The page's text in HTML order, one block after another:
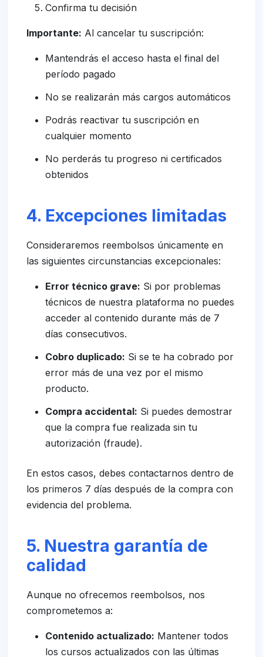
Confirma tu decisión
Importante: Al cancelar tu suscripción:
Mantendrás el acceso hasta el final del
período pagado
No se realizarán más cargos automáticos
Podrás reactivar tu suscripción en
cualquier momento
No perderás tu progreso ni certificados
obtenidos
4. Excepciones limitadas
Consideraremos reembolsos únicamente en
las siguientes circunstancias excepcionales:
Error técnico grave: Si por problemas
técnicos de nuestra plataforma no puedes
acceder al contenido durante más de 7
días consecutivos.
Cobro duplicado: Si se te ha cobrado por
error más de una vez por el mismo
producto.
Compra accidental: Si puedes demostrar
que la compra fue realizada sin tu
autorización (fraude).
En estos casos, debes contactarnos dentro de
los primeros 7 días después de la compra con
evidencia del problema.
5. Nuestra garantía de
calidad
Aunque no ofrecemos reembolsos, nos
comprometemos a:
Contenido actualizado: Mantener todos
los cursos actualizados con las últimas